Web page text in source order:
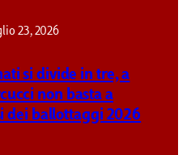
23, 2026
si divide in tre, a
non basta a
dei ballottaggi 2026